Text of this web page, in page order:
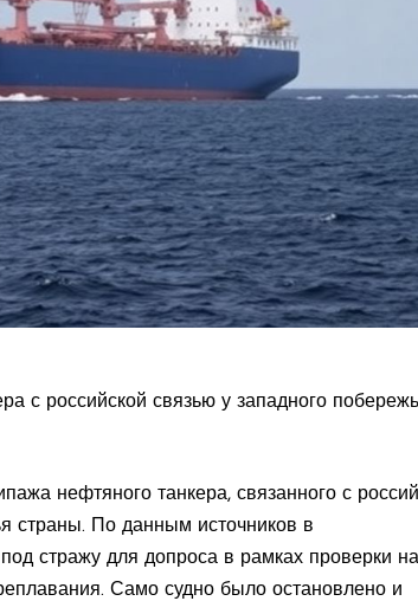
с российской связью у западного
нефтяного танкера, связанного с
страны. По данным источников в
стражу для допроса в рамках проверки на
Само судно было остановлено и